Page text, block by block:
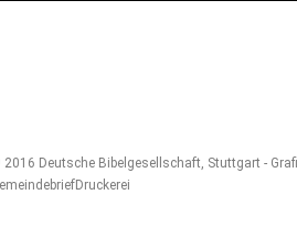
Deutsche Bibelgesellschaft, Stuttgart -